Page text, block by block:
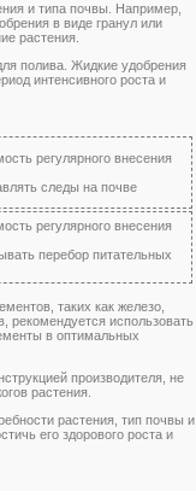
и типа почвы. Например,
в виде гранул или
растения.
полива. Жидкие удобрения
интенсивного роста и
регулярного внесения
следы на почве
регулярного внесения
перебор питательных
таких как железо,
рекомендуется использовать
в оптимальных
производителя, не
растения.
растения, тип почвы и
его здорового роста и